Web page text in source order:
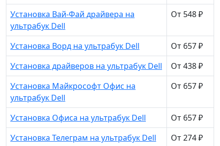
Установка Вай-Фай драйвера на
ультрабук Dell
От 548 ₽
Установка Ворд на ультрабук Dell
От 657 ₽
Установка драйверов на ультрабук Dell
От 438 ₽
Установка Майкрософт Офис на
ультрабук Dell
От 657 ₽
Установка Офиса на ультрабук Dell
От 657 ₽
Установка Телеграм на ультрабук Dell
От 274 ₽